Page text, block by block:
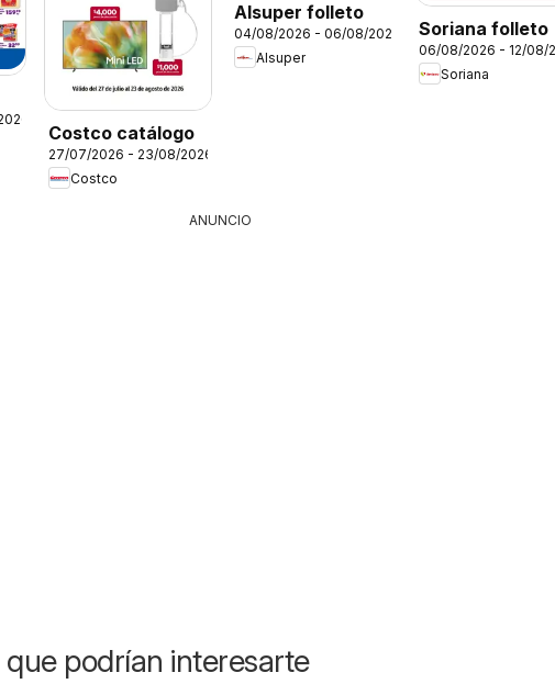
Costco catálogo
27/07/2026 - 23/08/2026
Costco
Alsuper folleto
04/08/2026 - 06/08/2026
Alsuper
Soriana folleto
06/08/2026 - 12/08/
Soriana
ANUNCIO
podrían interesarte